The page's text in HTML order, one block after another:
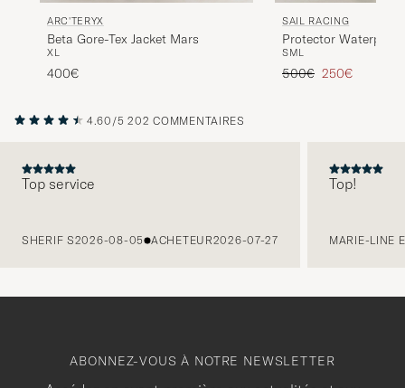
ARC'TERYX
Beta Gore-Tex Jacket Mars
XL
400€
SAIL RACING
Protector
Carbon
SML
Prix ordinaire
500€ Prix réduit
250€
4.60/5 202 COMMENTAIRES
Top service
SHERIF S2026-08-05 ACHETEUR2026-07-27
Top!
MARIE-LINE
ABONNEZ-VOUS À NOTRE NEWSLETTER